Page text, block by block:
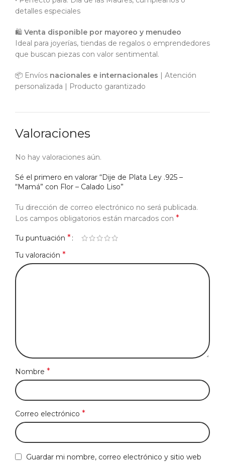
detalles especiales
🛍️ Venta disponible por mayoreo y menudeo
Ideal para joyerías, tiendas de regalos o emprendedores
que buscan piezas con valor sentimental.
📦 Envíos nacionales e internacionales | Atención
personalizada | Producto garantizado
Valoraciones
No hay valoraciones aún.
Sé el primero en valorar “Dije de Plata Ley .925 –
“Mamá” con Flor – Calado Liso”
Tu dirección de correo electrónico no será publicada.
Los campos obligatorios están marcados con *
Tu puntuación *
Tu valoración *
Nombre *
Correo electrónico *
Guardar mi nombre, correo electrónico y sitio web